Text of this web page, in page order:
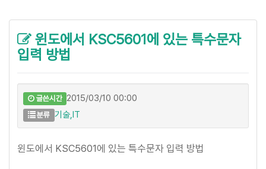
윈도에서 KSC5601에 있는 특수문자
입력 방법
글쓴시간 2015/03/10 00:00
분류 기술,IT
윈도에서 KSC5601에 있는 특수문자 입력 방법